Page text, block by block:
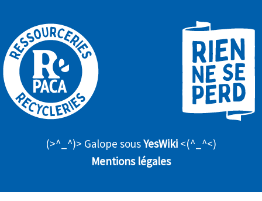
(>^_^)> Galope sousYesWiki <(^_^<)
Mentions légales